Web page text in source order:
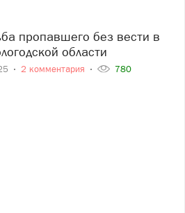
области
2 комментария
780